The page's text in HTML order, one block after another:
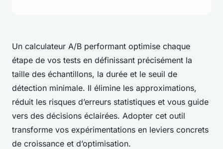
Un calculateur A/B performant optimise chaque
étape de vos tests en définissant précisément la
taille des échantillons, la durée et le seuil de
détection minimale. Il élimine les approximations,
réduit les risques d’erreurs statistiques et vous guide
vers des décisions éclairées. Adopter cet outil
transforme vos expérimentations en leviers concrets
de croissance et d’optimisation.